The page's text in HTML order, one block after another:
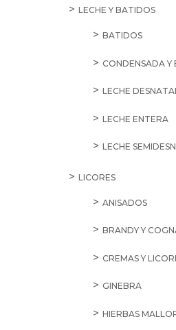
LECHE Y BATIDOS
BATIDOS
CONDENSADA
LECHE
LECHE ENTERA
LECHE
LICORES
ANISADOS
BRANDY Y
CREMAS Y
GINEBRA
HIERBAS